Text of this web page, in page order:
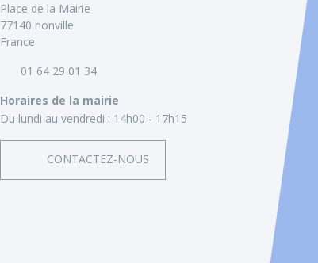
Place de la Mairie
77140 nonville
France
01 64 29 01 34
Horaires de la mairie
Du lundi au vendredi : 14h00 - 17h15
CONTACTEZ-NOUS